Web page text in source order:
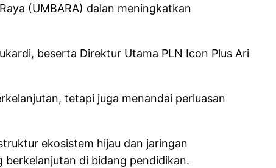
(UMBARA) dalan meningkatkan
beserta Direktur Utama PLN Icon Plus Ari
tetapi juga menandai perluasan
ekosistem hijau dan jaringan
di bidang pendidikan.